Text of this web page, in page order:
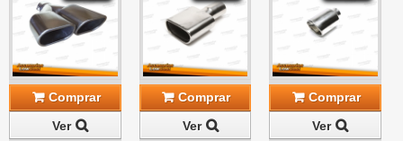
Comprar
Ver
Comprar
Ver
Comprar
Ver